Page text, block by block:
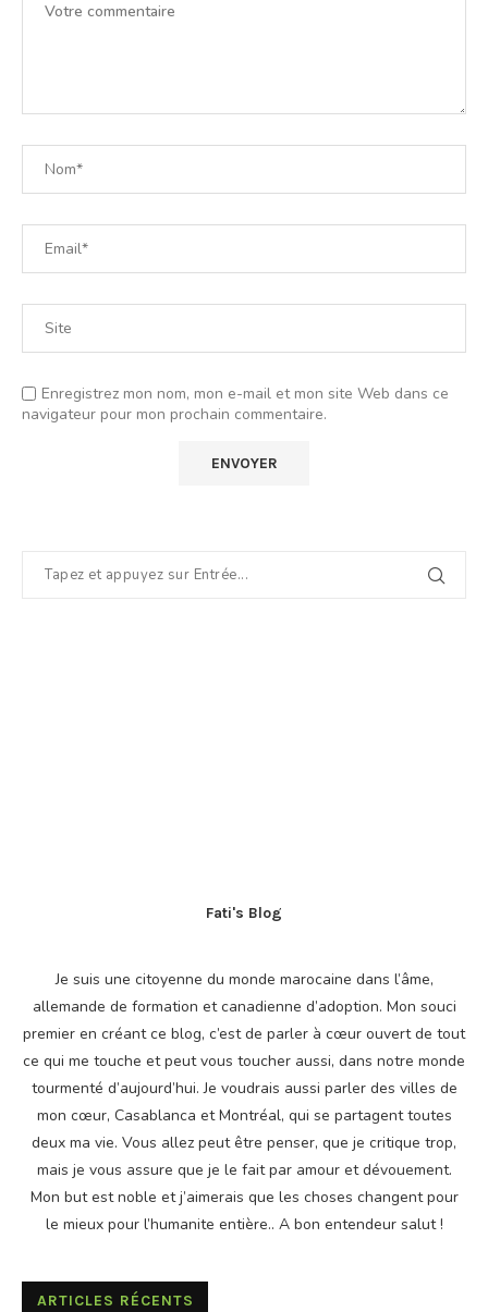
Enregistrez mon nom, mon e-mail et mon site Web dans ce
navigateur pour mon prochain commentaire.
Fati's Blog
Je suis une citoyenne du monde marocaine dans l’âme,
allemande de formation et canadienne d’adoption. Mon souci
premier en créant ce blog, c’est de parler à cœur ouvert de tout
ce qui me touche et peut vous toucher aussi, dans notre monde
tourmenté d’aujourd’hui. Je voudrais aussi parler des villes de
mon cœur, Casablanca et Montréal, qui se partagent toutes
deux ma vie. Vous allez peut être penser, que je critique trop,
mais je vous assure que je le fait par amour et dévouement.
Mon but est noble et j’aimerais que les choses changent pour
le mieux pour l’humanite entière.. A bon entendeur salut !
ARTICLES RÉCENTS